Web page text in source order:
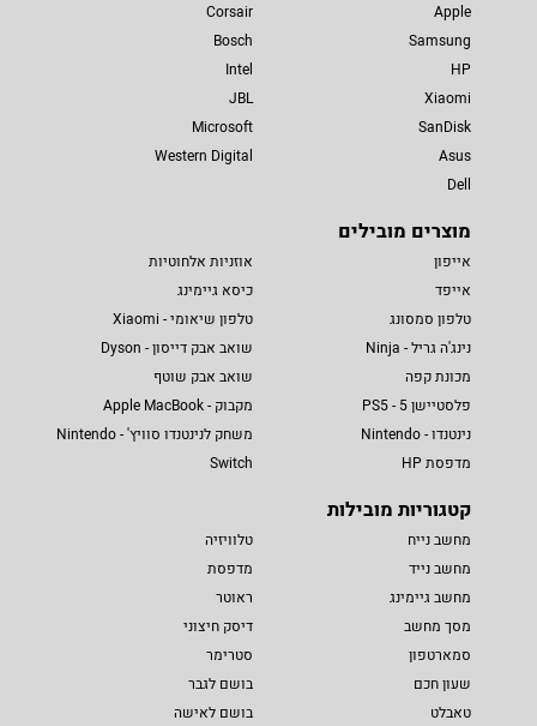
Apple
Samsung
HP
Xiaomi
SanDisk
Asus
Dell
Corsair
Bosch
Intel
JBL
Microsoft
Western Digital
מוצרים מובילים
אייפון
אייפד
טלפון סמסונג
נינג'ה גריל - Ninja
מכונת קפה
פלסטיישן 5 - PS5
נינטנדו - Nintendo
מדפסת HP
אוזניות אלחוטיות
כיסא גיימינג
טלפון שיאומי - Xiaomi
שואב אבק דייסון - Dyson
שואב אבק שוטף
מקבוק - Apple MacBook
משחק לנינטנדו סוויץ' - Nintendo
Switch
קטגוריות מובילות
מחשב נייח
מחשב נייד
מחשב גיימינג
מסך מחשב
סמארטפון
שעון חכם
טאבלט
טלוויזיה
מדפסת
ראוטר
דיסק חיצוני
סטרימר
בושם לגבר
בושם לאישה